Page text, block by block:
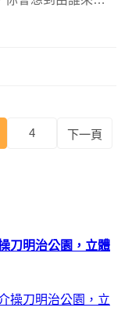
4 下一頁
刀明治公園，立體